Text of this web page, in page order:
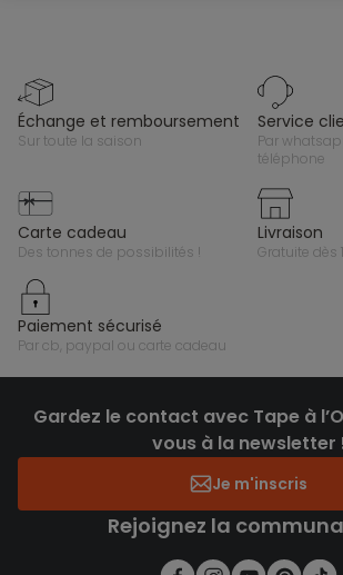
échange et remboursement
sur toute la saison
service
par whatsapp, e-mail ou
téléphone
carte cadeau
des tonnes de possibilités !
livraison
gratuite
paiement sécurisé
par cb, paypal ou carte cadeau
Gardez le contact avec Tape à
vous à la newsletter
Je m'inscris
Rejoignez la